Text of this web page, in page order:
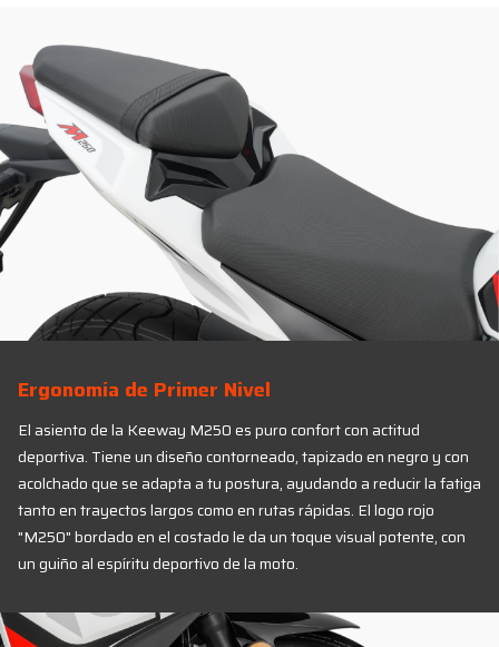
Ergonomía de Primer Nivel
El asiento de la Keeway M250 es puro confort con actitud
deportiva. Tiene un diseño contorneado, tapizado en negro y con
acolchado que se adapta a tu postura, ayudando a reducir la fatiga
tanto en trayectos largos como en rutas rápidas. El logo rojo
"M250" bordado en el costado le da un toque visual potente, con
un guiño al espíritu deportivo de la moto.